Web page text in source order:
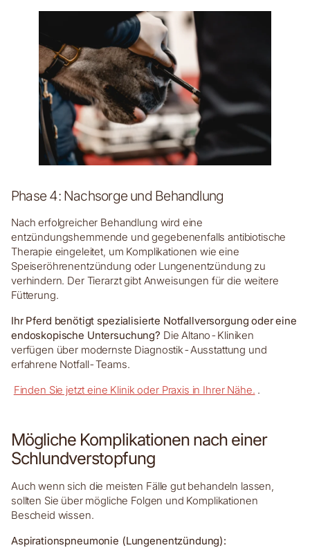
Phase 4: Nachsorge und Behandlung
Nach erfolgreicher Behandlung wird eine
entzündungshemmende und gegebenenfalls antibiotische
Therapie eingeleitet, um Komplikationen wie eine
Speiseröhrenentzündung oder Lungenentzündung zu
verhindern. Der Tierarzt gibt Anweisungen für die weitere
Fütterung.
Ihr Pferd benötigt spezialisierte Notfallversorgung oder eine
endoskopische Untersuchung? Die Altano-Kliniken
verfügen über modernste Diagnostik-Ausstattung und
erfahrene Notfall-Teams.
Finden Sie jetzt eine Klinik oder Praxis in Ihrer Nähe. .
Mögliche Komplikationen nach einer
Schlundverstopfung
Auch wenn sich die meisten Fälle gut behandeln lassen,
sollten Sie über mögliche Folgen und Komplikationen
Bescheid wissen.
Aspirationspneumonie (Lungenentzündung):